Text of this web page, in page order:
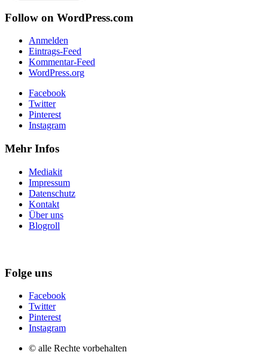
Follow on WordPress.com
Anmelden
Eintrags-Feed
Kommentar-Feed
WordPress.org
Facebook
Twitter
Pinterest
Instagram
Mehr Infos
Mediakit
Impressum
Datenschutz
Kontakt
Über uns
Blogroll
Folge uns
Facebook
Twitter
Pinterest
Instagram
© alle Rechte vorbehalten